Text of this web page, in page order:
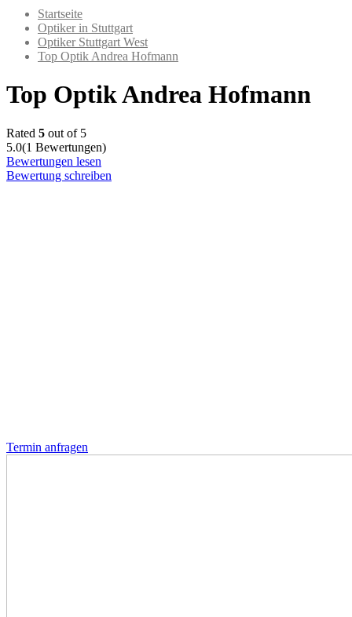
Startseite
Optiker in Stuttgart
Optiker Stuttgart West
Top Optik Andrea Hofmann
Top Optik Andrea Hofmann
Rated 5 out of 5
5.0(1 Bewertungen)
Bewertungen lesen
Bewertung schreiben
Termin anfragen